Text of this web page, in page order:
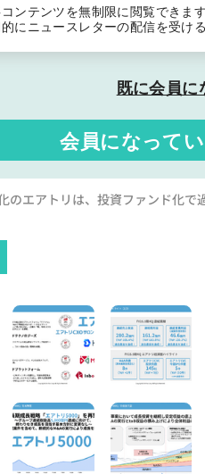
ンテンツを無制限に閲覧できます
にニュースレターの配信を受け
既に会員に
会員になって
のエアトリは、投資ファンド化で